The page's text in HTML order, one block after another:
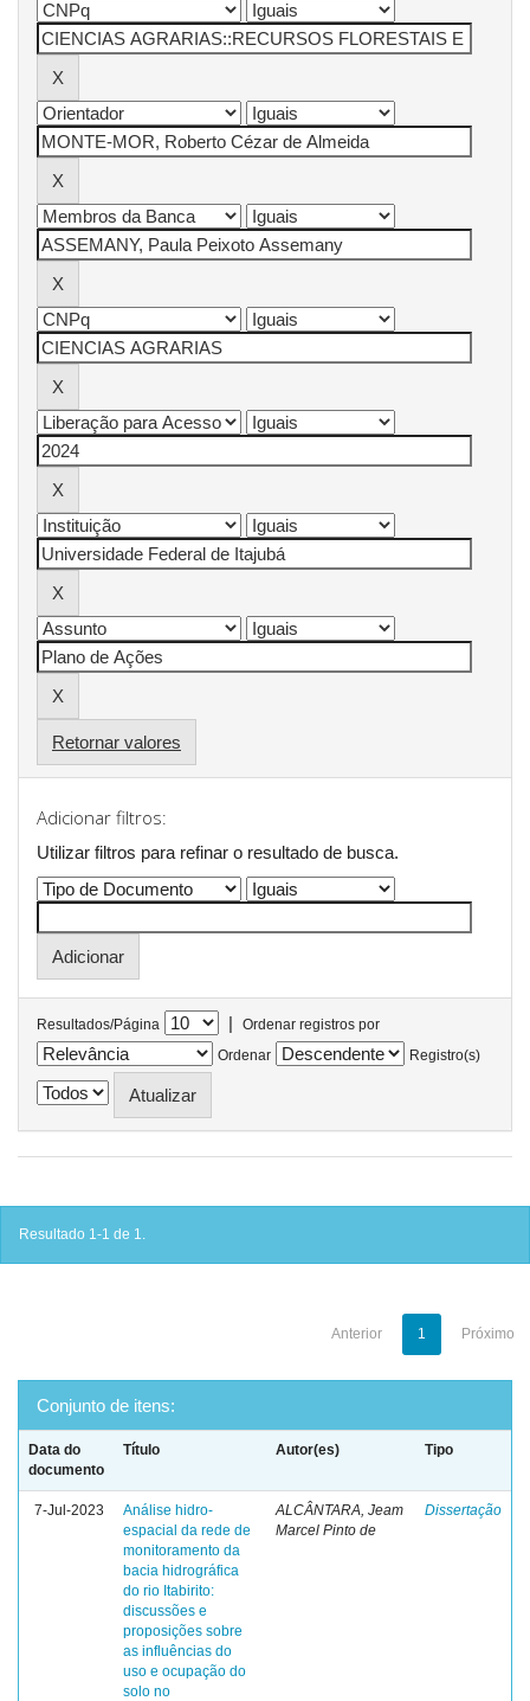
Retornar valores
Adicionar filtros:
Utilizar filtros para refinar o resultado de busca.
Resultados/Página |
Ordenar registros por
Ordenar
Registro(s)
Resultado 1-1 de 1.
Anterior 1 Próximo
Conjunto de itens:
Data do
documento
Título Autor(es) Tipo
7-Jul-2023
Análise hidro-
espacial da rede de
monitoramento da
bacia hidrográfica
do rio Itabirito:
discussões e
proposições sobre
as influências do
uso e ocupação do
solo no
ALCÂNTARA, Jeam
Marcel Pinto de
Dissertação